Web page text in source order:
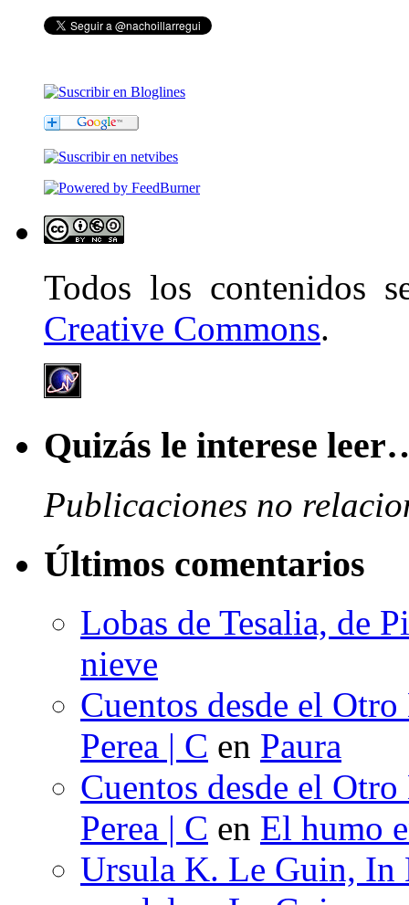
Todos los contenidos
Creative Commons.
Quizás le interese
Publicaciones no
Últimos comentarios
Lobas de Tesalia, de
nieve
Cuentos desde el
Perea | C en Paura
Cuentos desde el
Perea | C en El humo
Ursula K. Le Guin, In